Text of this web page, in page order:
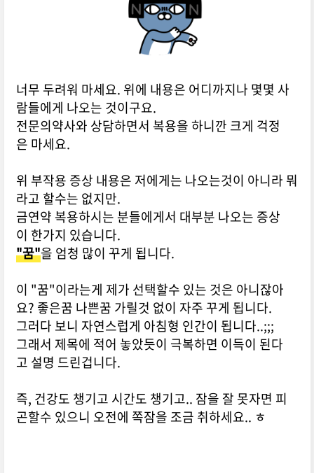
너무 두려워 마세요. 위에 내용은 어디까지나 몇몇 사
람들에게 나오는 것이구요.
전문의약사와 상담하면서 복용을 하니깐 크게 걱정
은 마세요.
위 부작용 증상 내용은 저에게는 나오는것이 아니라 뭐
라고 할수는 없지만.
금연약 복용하시는 분들에게서 대부분 나오는 증상
이 한가지 있습니다.
"꿈"을 엄청 많이 꾸게 됩니다.
이 "꿈"이라는게 제가 선택할수 있는 것은 아니잖아
요? 좋은꿈 나쁜꿈 가릴것 없이 자주 꾸게 됩니다.
그러다 보니 자연스럽게 아침형 인간이 됩니다..;;;
그래서 제목에 적어 놓았듯이 극복하면 이득이 된다
고 설명 드린겁니다.
즉, 건강도 챙기고 시간도 챙기고.. 잠을 잘 못자면 피
곤할수 있으니 오전에 쪽잠을 조금 취하세요.. ㅎ